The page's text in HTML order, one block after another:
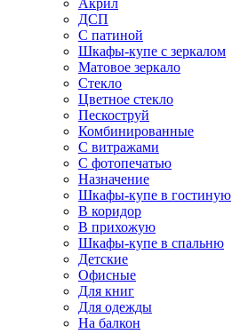
Акрил
ДСП
С патиной
Шкафы-купе с зеркалом
Матовое зеркало
Стекло
Цветное стекло
Пескоструй
Комбинированные
С витражами
С фотопечатью
Назначение
Шкафы-купе в гостиную
В коридор
В прихожую
Шкафы-купе в спальню
Детские
Офисные
Для книг
Для одежды
На балкон